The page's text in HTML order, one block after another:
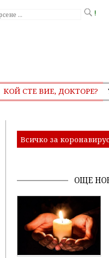
!
КОЙ СТЕ ВИЕ, ДОКТОРЕ?
Всичко за
ОЩЕ